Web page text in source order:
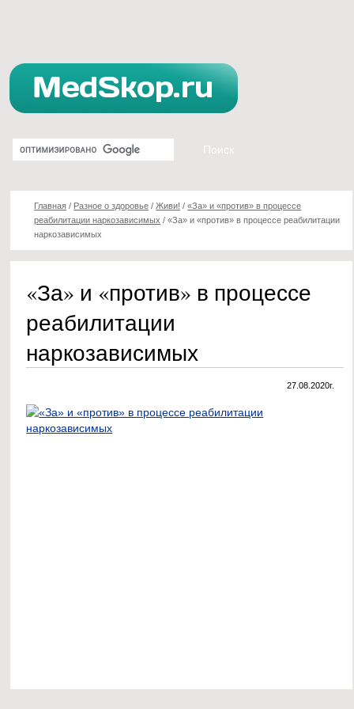
Главная / Разное о здоровье /Живи! /«За» и «против» в процессе
реабилитации наркозависимых /«За» и «против» в процессе реабилитации
наркозависимых
«За» и «против» в процессе
реабилитации
наркозависимых
27.08.2020г.